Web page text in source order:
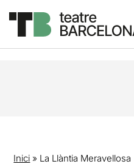
Inici » La Llàntia Meravellosa